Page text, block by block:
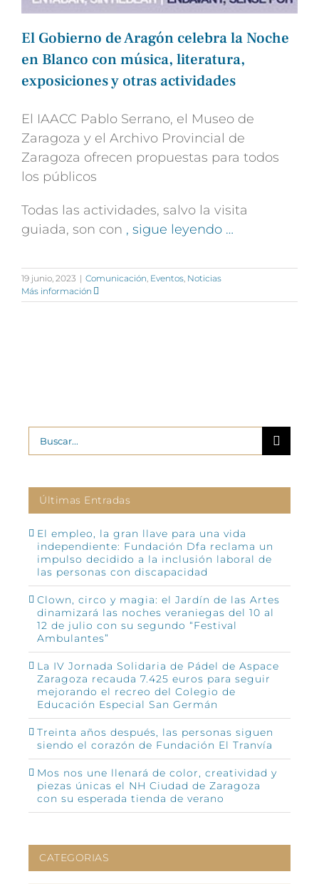
El Gobierno de Aragón celebra la Noche
en Blanco con música, literatura,
exposiciones y otras actividades
El IAACC Pablo Serrano, el Museo de
Zaragoza y el Archivo Provincial de
Zaragoza ofrecen propuestas para todos
los públicos
Todas las actividades, salvo la visita
guiada, son con , sigue leyendo …
19 junio, 2023 | Comunicación Eventos Noticias
Más información
Buscar:
Últimas Entradas
El empleo, la gran llave para una vida
independiente: Fundación Dfa reclama un
impulso decidido a la inclusión laboral de
las personas con discapacidad
Clown, circo y magia: el Jardín de las Artes
dinamizará las noches veraniegas del 10 al
12 de julio con su segundo “Festival
Ambulantes”
La IV Jornada Solidaria de Pádel de Aspace
Zaragoza recauda 7.425 euros para seguir
mejorando el recreo del Colegio de
Educación Especial San Germán
Treinta años después, las personas siguen
siendo el corazón de Fundación El Tranvía
Mos nos une llenará de color, creatividad y
piezas únicas el NH Ciudad de Zaragoza
con su esperada tienda de verano
CATEGORIAS